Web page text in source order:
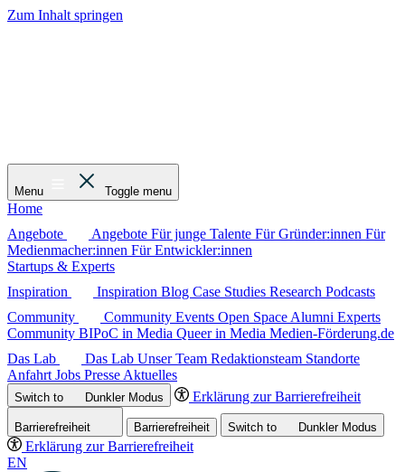
Zum Inhalt springen
Menu Toggle menu
Home
Angebote
Angebote Für junge Talente Für Gründer:innen Für
Medienmacher:innen Für Entwickler:innen
Startups & Experts
Inspiration
Inspiration Blog Case Studies Research Podcasts
Community
Community Events Open Space Alumni Experts
Community BIPoC in Media Queer in Media Medien-Förderung.de
Das Lab
Das Lab Unser Team Redaktionsteam Standorte
Anfahrt Jobs Presse Aktuelles
Switch to DunklerModus Erklärung zur Barrierefreiheit
Barrierefreiheit Barrierefreiheit Switch to DunklerModus
Erklärung zur Barrierefreiheit
EN